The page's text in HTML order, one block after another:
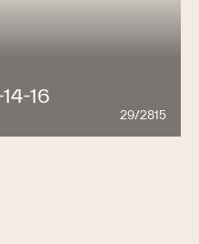
16
29/2815